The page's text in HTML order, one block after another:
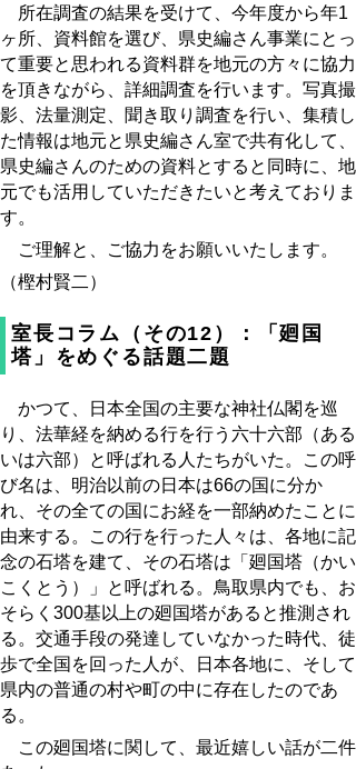
所在調査の結果を受けて、今年度から年1
ヶ所、資料館を選び、県史編さん事業にとっ
て重要と思われる資料群を地元の方々に協力
を頂きながら、詳細調査を行います。写真撮
影、法量測定、聞き取り調査を行い、集積し
た情報は地元と県史編さん室で共有化して、
県史編さんのための資料とすると同時に、地
元でも活用していただきたいと考えておりま
す。
ご理解と、ご協力をお願いいたします。
（樫村賢二）
室長コラム（その12）：「廻国
塔」をめぐる話題二題
かつて、日本全国の主要な神社仏閣を巡
り、法華経を納める行を行う六十六部（ある
いは六部）と呼ばれる人たちがいた。この呼
び名は、明治以前の日本は66の国に分か
れ、その全ての国にお経を一部納めたことに
由来する。この行を行った人々は、各地に記
念の石塔を建て、その石塔は「廻国塔（かい
こくとう）」と呼ばれる。鳥取県内でも、お
そらく300基以上の廻国塔があると推測され
る。交通手段の発達していなかった時代、徒
歩で全国を回った人が、日本各地に、そして
県内の普通の村や町の中に存在したのであ
る。
この廻国塔に関して、最近嬉しい話が二件